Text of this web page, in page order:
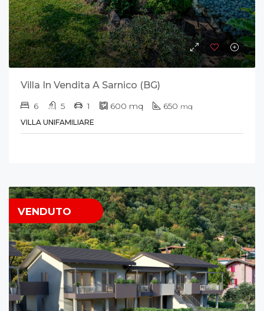
Villa In Vendita A Sarnico (BG)
6 5 1 600 mq 650 mq
VILLA UNIFAMILIARE
VENDUTO